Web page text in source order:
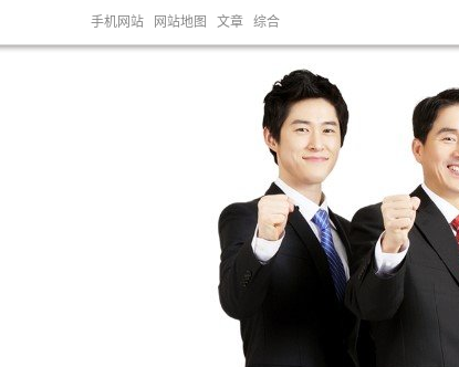
手机网站 网站地图 文章 综合